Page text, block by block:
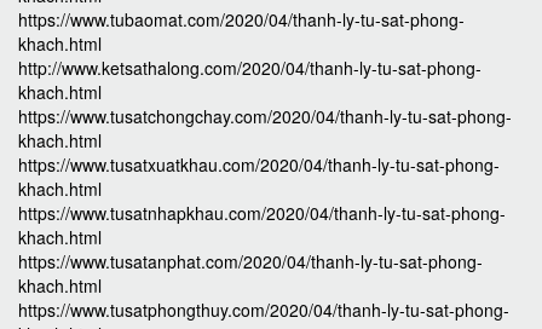
https://www.tubaomat.com/2020/04/thanh-ly-tu-sat-phong-
khach.html
http://www.ketsathalong.com/2020/04/thanh-ly-tu-sat-phong-
khach.html
https://www.tusatchongchay.com/2020/04/thanh-ly-tu-sat-phong-
khach.html
https://www.tusatxuatkhau.com/2020/04/thanh-ly-tu-sat-phong-
khach.html
https://www.tusatnhapkhau.com/2020/04/thanh-ly-tu-sat-phong-
khach.html
https://www.tusatanphat.com/2020/04/thanh-ly-tu-sat-phong-
khach.html
https://www.tusatphongthuy.com/2020/04/thanh-ly-tu-sat-phong-